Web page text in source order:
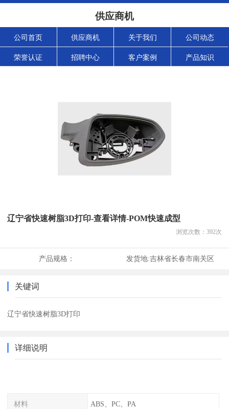
供应商机
公司首页 供应商机 关于我们 公司动态
荣誉认证 招聘中心 客户案例 产品知识
辽宁省快速树脂3D打印-查看详情-POM快速成型
浏览次数： 392次
产品规格： 发货地:吉林省长春市南关区
关键词
辽宁省快速树脂3D打印
详细说明
材料 ABS、PC、PA